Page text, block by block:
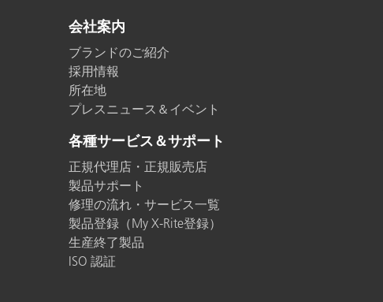
会社案内
ブランドのご紹介
採用情報
所在地
プレスニュース＆イベント
各種サービス＆サポート
正規代理店・正規販売店
製品サポート
修理の流れ・サービス一覧
製品登録（My X-Rite登録）
生産終了製品
ISO 認証